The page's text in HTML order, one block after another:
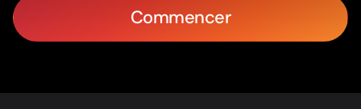
Commencer